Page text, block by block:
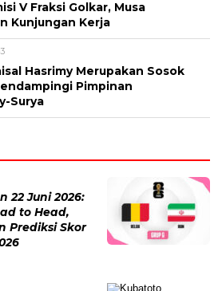
V Fraksi Golkar, Musa
Kunjungan Kerja
Hasrimy Merupakan Sosok
Pimpinan
Surya
22 Juni 2026:
to Head,
Prediksi Skor